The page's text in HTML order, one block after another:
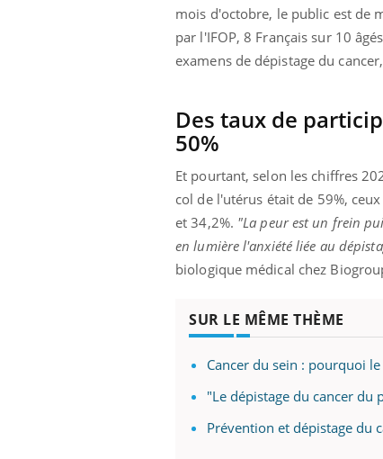
mois d'octobre, le public est de
par l'IFOP, 8 Français sur 10
examens de dépistage du
Des taux de
50%
Et pourtant, selon les chiffres
col de l'utérus était de 59%,
et 34,2%. "La peur est un frein
en lumière l'anxiété liée au
biologique médical chez
SUR LE MÊME THÈME
Cancer du sein : pourquoi
"Le dépistage du cancer du
Prévention et dépistage du